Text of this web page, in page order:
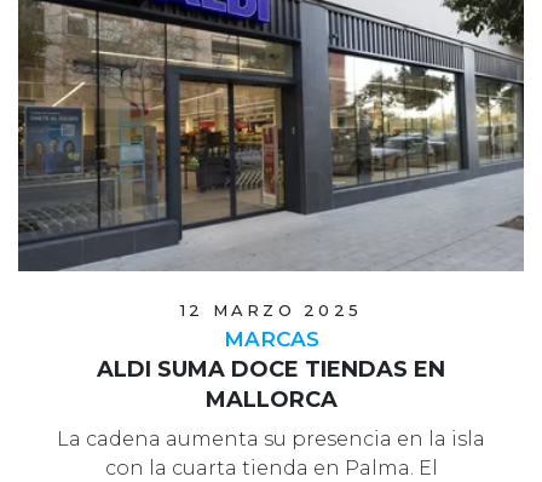
12 MARZO 2025
MARCAS
ALDI SUMA DOCE TIENDAS EN
MALLORCA
La cadena aumenta su presencia en la isla
con la cuarta tienda en Palma. El